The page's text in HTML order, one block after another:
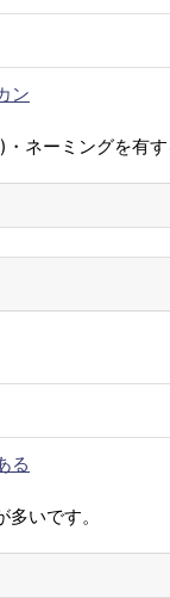
ン
ネーミングを有す
る
いです。